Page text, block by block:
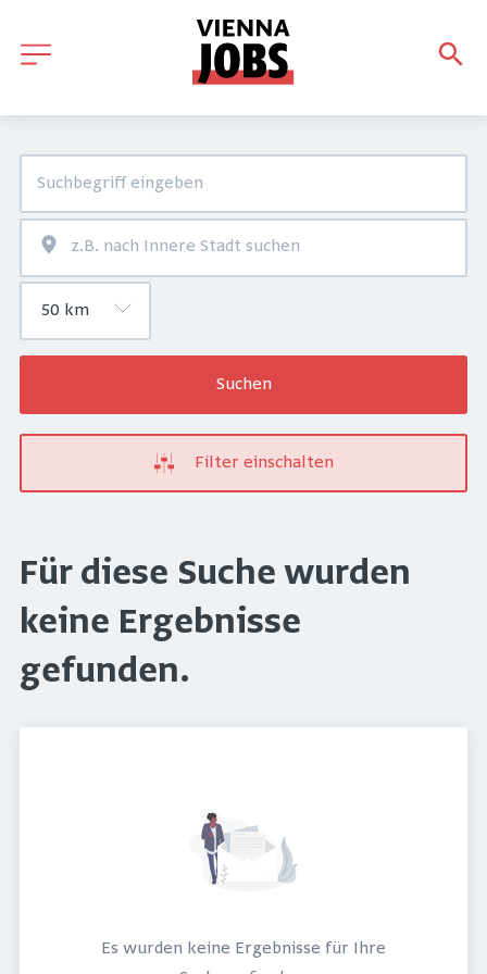
Suchen
Filter einschalten
Für diese Suche wurden
keine Ergebnisse
gefunden.
Es wurden keine Ergebnisse für Ihre